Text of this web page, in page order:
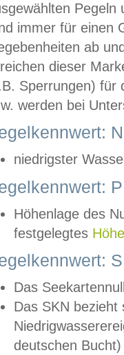
immer für einen
ab
dieser
Sperrungen) für
werden bei
niedrigster
Höhenlage des
festgelegtes
Das
Das SKN
deutschen